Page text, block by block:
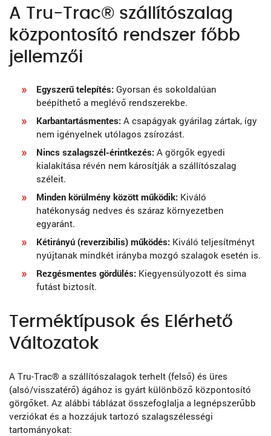
A Tru-Trac® szállítószalag
központosító rendszer főbb
jellemzői
Egyszerű telepítés:Gyorsan és sokoldalúan
beépíthető a meglévő rendszerekbe.
Karbantartásmentes:A csapágyak gyárilag zártak, így
nem igényelnek utólagos zsírozást.
Nincs szalagszél-érintkezés:A görgők egyedi
kialakítása révén nem károsítják a szállítószalag
széleit.
Minden körülmény között működik:Kiváló
hatékonyság nedves és száraz környezetben
egyaránt.
Kétirányú (reverzibilis) működés:Kiváló teljesítményt
nyújtanak mindkét irányba mozgó szalagok esetén is.
Rezgésmentes gördülés:Kiegyensúlyozott és sima
futást biztosít.
Terméktípusok és Elérhető
Változatok
A Tru-Trac® a szállítószalagok terhelt (felső) és üres
(alsó/visszatérő) ágához is gyárt különböző központosító
görgőket. Az alábbi táblázat összefoglalja a legnépszerűbb
verziókat és a hozzájuk tartozó szalagszélességi
tartományokat: